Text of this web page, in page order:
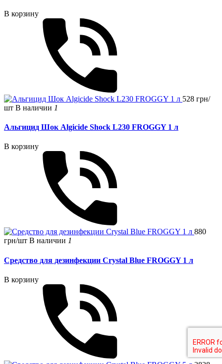
В корзину
528 грн/
шт В наличии 1
Альгицид Шок Algicide Shock L230 FROGGY 1 л
В корзину
880
грн/шт В наличии 1
Средство для дезинфекции Crystal Blue FROGGY 1 л
В корзину